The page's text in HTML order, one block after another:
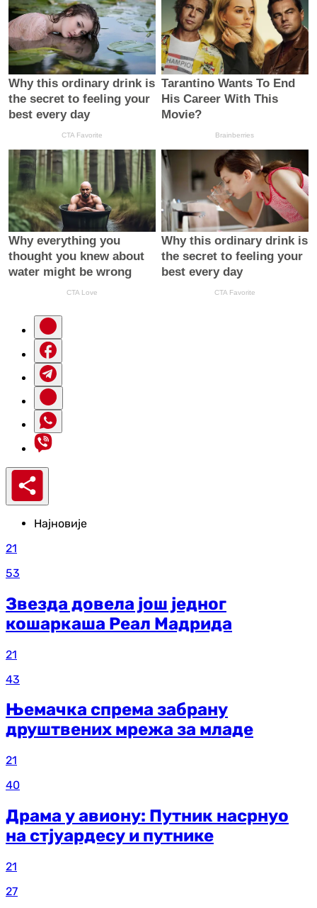
Најновије
21
53
Звезда довела још једног
кошаркаша Реал Мадрида
21
43
Њемачка спрема забрану
друштвених мрежа за младе
21
40
Драма у авиону: Путник насрнуо
на стјуардесу и путнике
21
27